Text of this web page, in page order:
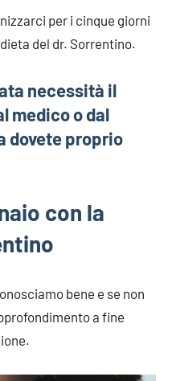
per i cinque giorni
del dr. Sorrentino.
necessità il
medico o dal
dovete proprio
con la
bene e se non
a fine